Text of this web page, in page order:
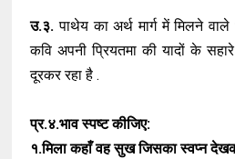
उ.३. पाथेय का अर्थ मार्ग में मिलने
कवि अपनी प्रियतमा की यादों के
दूरकर रहा है .
प्र.४.भाव स्पष्ट कीजिए:
१.मिला कहाँ वह सुख जिसका स्वप्न